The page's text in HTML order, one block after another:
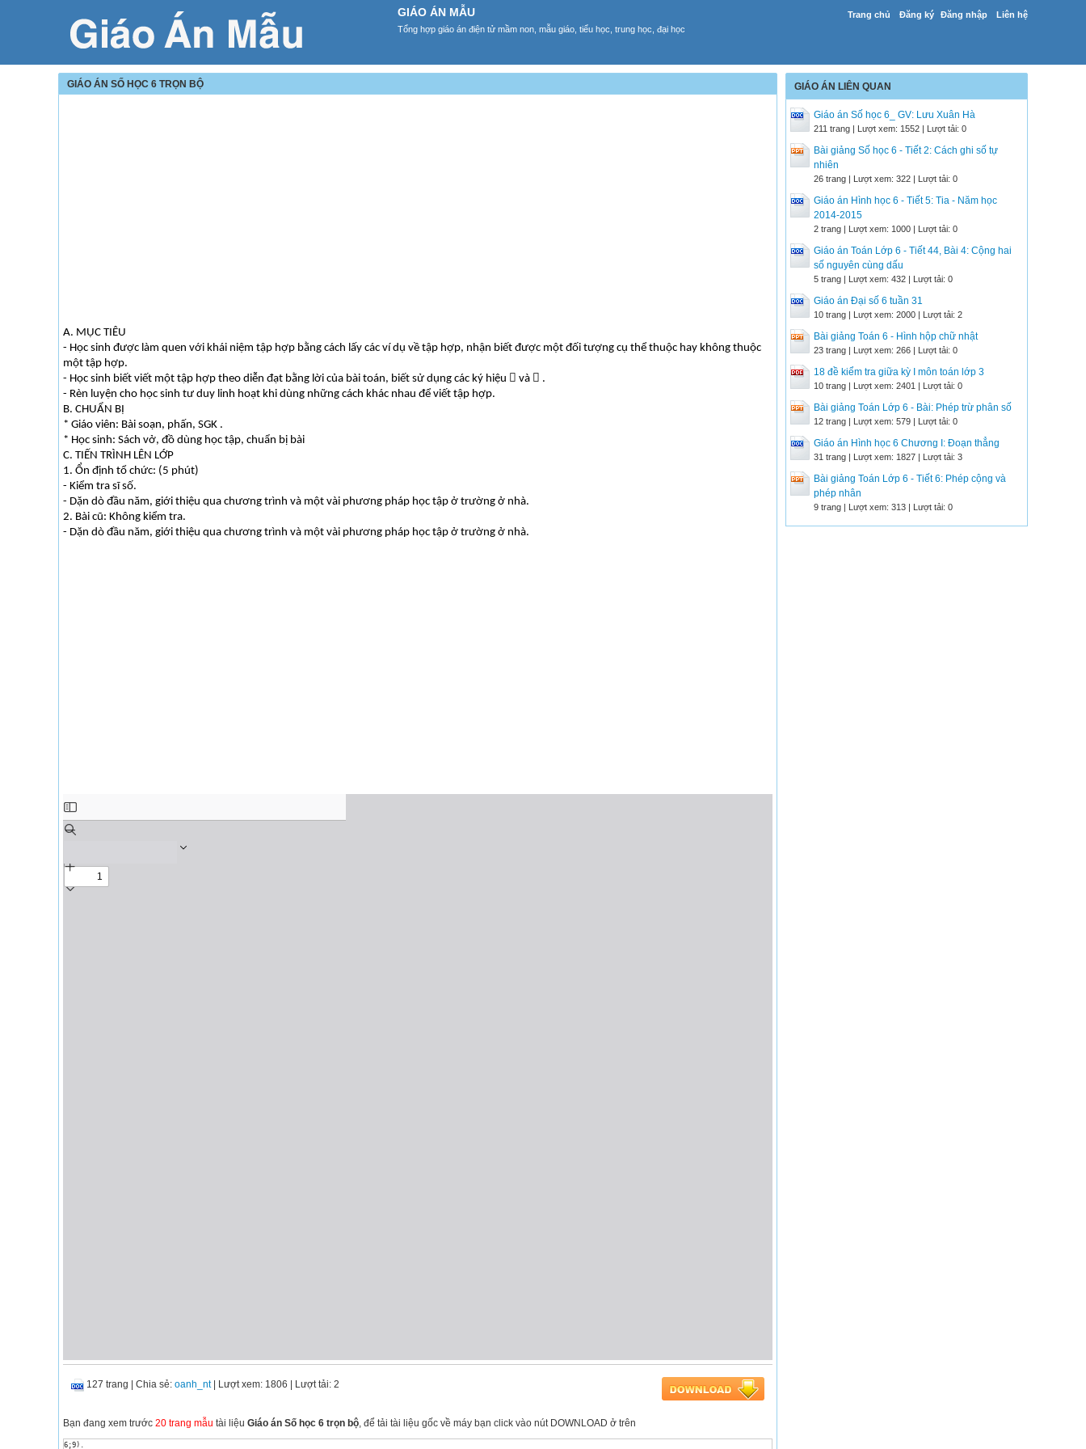
Trang chủ Đăng ký Đăng nhập Liên hệ
GIÁO ÁN MẪU
Tổng hợp giáo án điện tử mầm non, mẫu giáo, tiểu học, trung học, đại học
GIÁO ÁN SỐ HỌC 6 TRỌN BỘ
A. MỤC TIÊU
- Học sinh được làm quen với khái niệm tập hợp bằng cách lấy các ví dụ về tập hợp, nhận biết được một đối tượng cụ thể thuộc hay không thuộc
một tập hợp.
- Học sinh biết viết một tập hợp theo diễn đạt bằng lời của bài toán, biết sử dụng các ký hiệu  và  .
- Rèn luyện cho học sinh tư duy linh hoạt khi dùng những cách khác nhau để viết tập hợp.
B. CHUẨN BỊ
* Giáo viên: Bài soạn, phấn, SGK .
* Học sinh: Sách vở, đồ dùng học tập, chuẩn bị bài
C. TIẾN TRÌNH LÊN LỚP
1. Ổn định tổ chức: (5 phút)
- Kiểm tra sĩ số.
- Dặn dò đầu năm, giới thiệu qua chương trình và một vài phương pháp học tập ở trường ở nhà.
2. Bài cũ: Không kiểm tra.
- Dặn dò đầu năm, giới thiệu qua chương trình và một vài phương pháp học tập ở trường ở nhà.
127 trang Chia sẻ: oanh_nt| Lượt xem: 1806 | Lượt tải: 2
Bạn đang xem trước 20 trang mẫu tài liệu Giáo án Số học 6 trọn bộ, để tải tài liệu gốc về máy bạn click vào nút DOWNLOAD ở trên
6;9).
GIÁO ÁN LIÊN QUAN
Giáo án Số học 6_ GV: Lưu Xuân Hà
211 trang | Lượt xem: 1552 | Lượt tải: 0
Bài giảng Số học 6 - Tiết 2: Cách ghi số tự
nhiên
26 trang | Lượt xem: 322 | Lượt tải: 0
Giáo án Hình học 6 - Tiết 5: Tia - Năm học
2014-2015
2 trang | Lượt xem: 1000 | Lượt tải: 0
Giáo án Toán Lớp 6 - Tiết 44, Bài 4: Cộng hai
số nguyên cùng dấu
5 trang | Lượt xem: 432 | Lượt tải: 0
Giáo án Đại số 6 tuần 31
10 trang | Lượt xem: 2000 | Lượt tải: 2
Bài giảng Toán 6 - Hình hộp chữ nhật
23 trang | Lượt xem: 266 | Lượt tải: 0
18 đề kiểm tra giữa kỳ I môn toán lớp 3
10 trang | Lượt xem: 2401 | Lượt tải: 0
Bài giảng Toán Lớp 6 - Bài: Phép trừ phân số
12 trang | Lượt xem: 579 | Lượt tải: 0
Giáo án Hình học 6 Chương I: Đoạn thẳng
31 trang | Lượt xem: 1827 | Lượt tải: 3
Bài giảng Toán Lớp 6 - Tiết 6: Phép cộng và
phép nhân
9 trang | Lượt xem: 313 | Lượt tải: 0